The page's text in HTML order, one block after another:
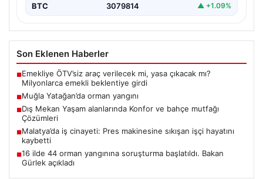
BTC 3079814 ▲ +1.09%
Son Eklenen Haberler
■Emekliye ÖTV’siz araç verilecek mi, yasa çıkacak mı?
Milyonlarca emekli beklentiye girdi
■Muğla Yatağan’da orman yangını
■Dış Mekan Yaşam alanlarında Konfor ve bahçe mutfağı
Çözümleri
■Malatya’da iş cinayeti: Pres makinesine sıkışan işçi hayatını
kaybetti
■16 ilde 44 orman yangınına soruşturma başlatıldı. Bakan
Gürlek açıkladı